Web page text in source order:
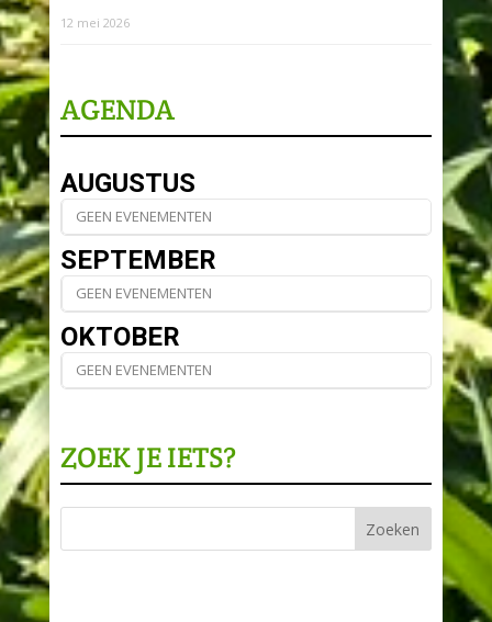
12 mei 2026
AGENDA
AUGUSTUS
GEEN EVENEMENTEN
SEPTEMBER
GEEN EVENEMENTEN
OKTOBER
GEEN EVENEMENTEN
ZOEK JE IETS?